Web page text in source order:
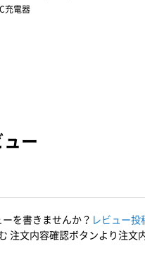
充電器
ー
を書きませんか？ レビュー
注文内容確認ボタンより注